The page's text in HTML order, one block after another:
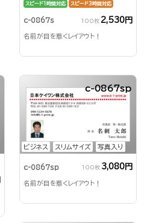
スピード1時間対応 スピード3時間対応
c-0867s 100枚 2,530円
名前が目を惹くレイアウト！
ビジネス スリムサイズ 写真入り
c-0867sp
c-0867sp 100枚 3,080円
名前が目を惹くレイアウト！